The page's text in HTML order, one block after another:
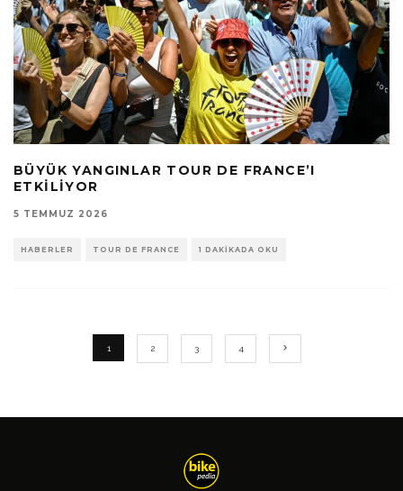
BÜYÜK YANGINLAR TOUR DE FRANCE’I
ETKILIYOR
5 TEMMUZ 2026
HABERLER TOUR DE FRANCE 1 DAKIKADA OKU
1 2 3 4